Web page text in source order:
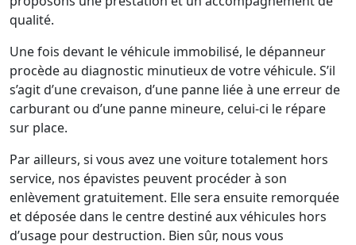
qualité.
Une fois devant le véhicule immobilisé, le dépanneur
procède au diagnostic minutieux de votre véhicule. S’il
s’agit d’une crevaison, d’une panne liée à une erreur de
carburant ou d’une panne mineure, celui-ci le répare
sur place.
Par ailleurs, si vous avez une voiture totalement hors
service, nos épavistes peuvent procéder à son
enlèvement gratuitement. Elle sera ensuite remorquée
et déposée dans le centre destiné aux véhicules hors
d’usage pour destruction. Bien sûr, nous vous